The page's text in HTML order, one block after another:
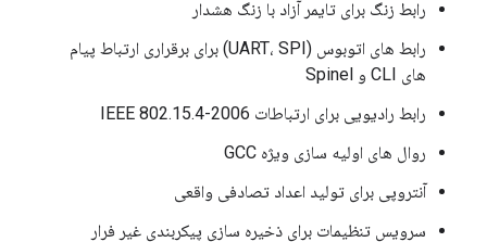
رابط زنگ برای تایمر آزاد با زنگ هشدار
رابط های اتوبوس (UART، SPI) برای برقراری ارتباط پیام
های CLI و Spinel
رابط رادیویی برای ارتباطات IEEE 802.15.4-2006
روال های اولیه سازی ویژه GCC
آنتروپی برای تولید اعداد تصادفی واقعی
سرویس تنظیمات برای ذخیره سازی پیکربندی غیر فرار